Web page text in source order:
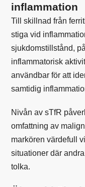
inflammation
Till skillnad från
stiga vid
sjukdomstillstånd,
inflammatorisk
användbar för att
samtidig
Nivån av sTfR
omfattning av
markören värdefull
situationer där
tolka.